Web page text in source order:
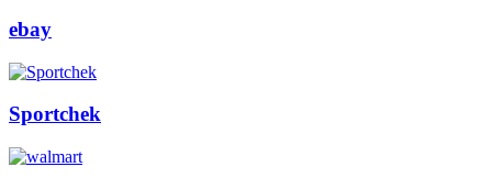
ebay
Sportchek